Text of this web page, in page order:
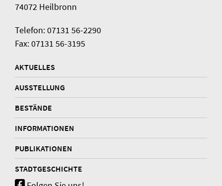
74072 Heilbronn
Telefon: 07131 56-2290
Fax: 07131 56-3195
AKTUELLES
AUSSTELLUNG
BESTÄNDE
INFORMATIONEN
PUBLIKATIONEN
STADTGESCHICHTE